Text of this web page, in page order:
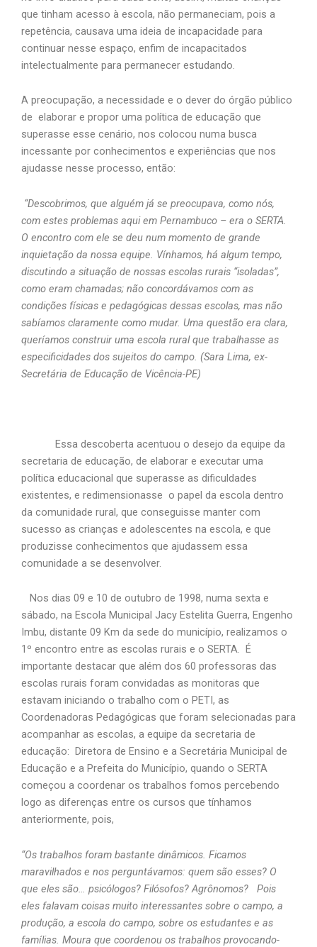
que tinham acesso à escola, não permaneciam, pois a
repetência, causava uma ideia de incapacidade para
continuar nesse espaço, enfim de incapacitados
intelectualmente para permanecer estudando.
A preocupação, a necessidade e o dever do órgão público
de elaborar e propor uma política de educação que
superasse esse cenário, nos colocou numa busca
incessante por conhecimentos e experiências que nos
ajudasse nesse processo, então:
“Descobrimos, que alguém já se preocupava, como nós,
com estes problemas aqui em Pernambuco – era o SERTA.
O encontro com ele se deu num momento de grande
inquietação da nossa equipe. Vínhamos, há algum tempo,
discutindo a situação de nossas escolas rurais “isoladas”,
como eram chamadas; não concordávamos com as
condições físicas e pedagógicas dessas escolas, mas não
sabíamos claramente como mudar. Uma questão era clara,
queríamos construir uma escola rural que trabalhasse as
especificidades dos sujeitos do campo. (Sara Lima, ex-
Secretária de Educação de Vicência-PE)
Essa descoberta acentuou o desejo da equipe da
secretaria de educação, de elaborar e executar uma
política educacional que superasse as dificuldades
existentes, e redimensionasse o papel da escola dentro
da comunidade rural, que conseguisse manter com
sucesso as crianças e adolescentes na escola, e que
produzisse conhecimentos que ajudassem essa
comunidade a se desenvolver.
Nos dias 09 e 10 de outubro de 1998, numa sexta e
sábado, na Escola Municipal Jacy Estelita Guerra, Engenho
Imbu, distante 09 Km da sede do município, realizamos o
1º encontro entre as escolas rurais e o SERTA. É
importante destacar que além dos 60 professoras das
escolas rurais foram convidadas as monitoras que
estavam iniciando o trabalho com o PETI, as
Coordenadoras Pedagógicas que foram selecionadas para
acompanhar as escolas, a equipe da secretaria de
educação: Diretora de Ensino e a Secretária Municipal de
Educação e a Prefeita do Município, quando o SERTA
começou a coordenar os trabalhos fomos percebendo
logo as diferenças entre os cursos que tínhamos
anteriormente, pois,
“Os trabalhos foram bastante dinâmicos. Ficamos
maravilhados e nos perguntávamos: quem são esses? O
que eles são… psicólogos? Filósofos? Agrônomos? Pois
eles falavam coisas muito interessantes sobre o campo, a
produção, a escola do campo, sobre os estudantes e as
famílias. Moura que coordenou os trabalhos provocando-